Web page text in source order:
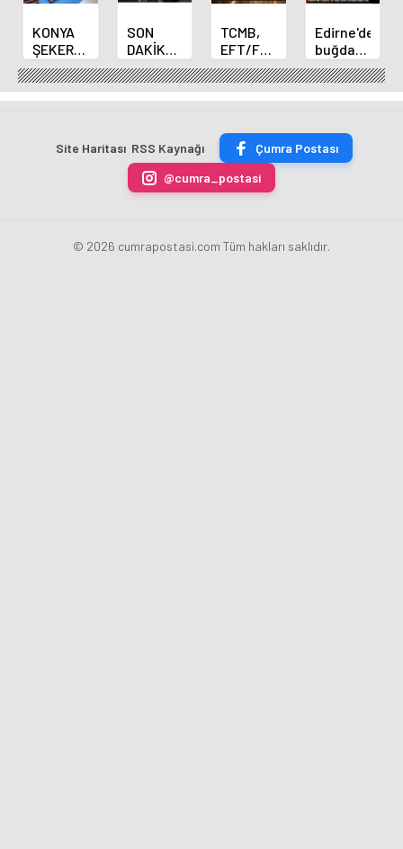
KONYA
ŞEKER
YILLIK 7
BİN 500
TON
ÜRETİLECEK
SON
DAKİKA
HABERİ:
Yeni
Merkez
Fatih
Karahan
oldu
TCMB,
EFT/FAST
işlemleri
için
fazla
uygulamasını
kaldırdı
Edirne'de
buğday
ve arpa
ekim
sezonu
erdi
Site Haritası RSS Kaynağı
Çumra Postası
@cumra_postasi
© 2026 cumrapostasi.com Tüm hakları saklıdır.